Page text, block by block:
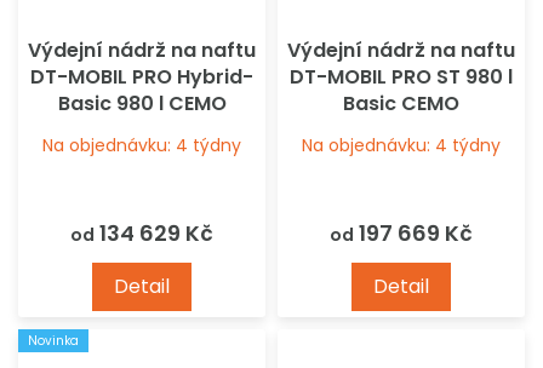
Výdejní nádrž na naftu
DT-MOBIL PRO Hybrid-
Basic 980 l CEMO
Na objednávku: 4 týdny
od 134 629 Kč
Detail
Výdejní nádrž na naftu
DT-MOBIL PRO ST 980 l
Basic CEMO
Na objednávku: 4 týdny
od 197 669 Kč
Detail
Novinka